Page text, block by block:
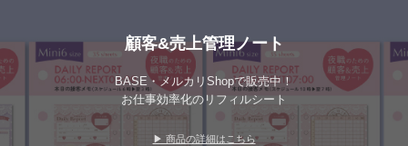
顧客&売上管理ノート
BASE・メルカリShopで販売中！
お仕事効率化のリフィルシート
▶ 商品の詳細はこちら